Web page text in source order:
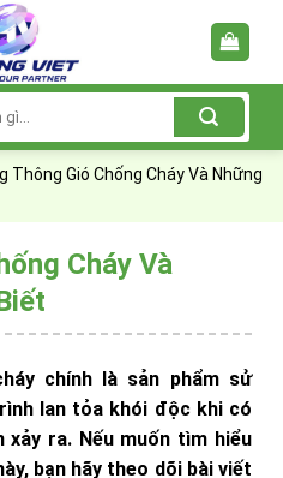
Thông Gió Chống Cháy Và Những
Cháy Và
chính là sản phẩm sử
lan tỏa khói độc khi có
xảy ra. Nếu muốn tìm hiểu
bạn hãy theo dõi bài viết